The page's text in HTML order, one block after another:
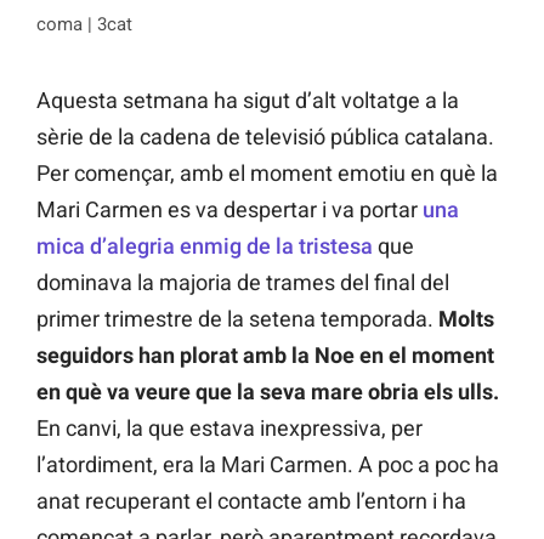
coma | 3cat
Aquesta setmana ha sigut d’alt voltatge a la
sèrie de la cadena de televisió pública catalana.
Per començar, amb el moment emotiu en què la
Mari Carmen es va despertar i va portar una
mica d’alegria enmig de la tristesa que
dominava la majoria de trames del final del
primer trimestre de la setena temporada. Molts
seguidors han plorat amb la Noe en el moment
en què va veure que la seva mare obria els ulls.
En canvi, la que estava inexpressiva, per
l’atordiment, era la Mari Carmen. A poc a poc ha
anat recuperant el contacte amb l’entorn i ha